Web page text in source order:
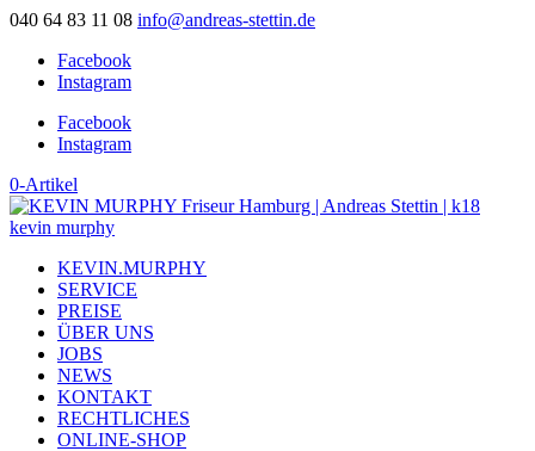
040 64 83 11 08 info@andreas-stettin.de
Facebook
Instagram
Facebook
Instagram
0-Artikel
KEVIN.MURPHY
SERVICE
PREISE
ÜBER UNS
JOBS
NEWS
KONTAKT
RECHTLICHES
ONLINE-SHOP